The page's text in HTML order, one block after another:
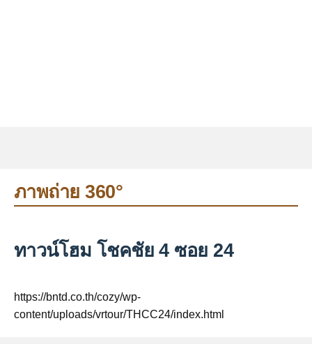
ภาพถ่าย 360°
ทาวน์โฮม โชคชัย 4 ซอย 24
https://bntd.co.th/cozy/wp-
content/uploads/vrtour/THCC24/index.html